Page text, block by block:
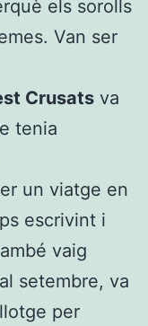
els sorolls
Van ser
Crusats va
tenia
un viatge en
escrivint i
vaig
setembre, va
per